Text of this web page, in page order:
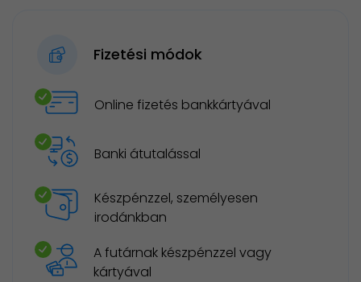
Fizetési módok
Online fizetés bankkártyával
Banki átutalással
Készpénzzel, személyesen
irodánkban
A futárnak készpénzzel vagy
kártyával